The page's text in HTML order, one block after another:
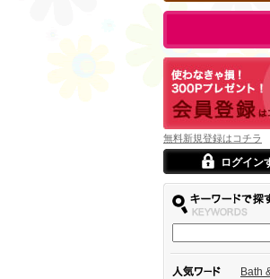
ホーム
ログイン
無料新規登録はコチラ
ログイン
Bath